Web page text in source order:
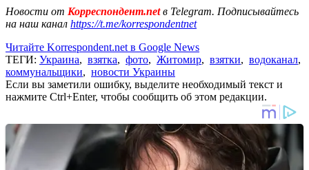
Новости от Корреспондент.netв Telegram. Подписывайтесь
на наш канал https://t.me/korrespondentnet
Читайте Korrespondent.net в Google News
ТЕГИ: Украина, взятка, фото, Житомир, взятки, водоканал,
коммунальщики, новости Украины
Если вы заметили ошибку, выделите необходимый текст и
нажмите Ctrl+Enter, чтобы сообщить об этом редакции.